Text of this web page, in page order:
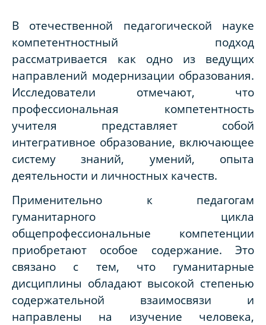
В отечественной педагогической науке
компетентностный подход
рассматривается как одно из ведущих
направлений модернизации образования.
Исследователи отмечают, что
профессиональная компетентность
учителя представляет собой
интегративное образование, включающее
систему знаний, умений, опыта
деятельности и личностных качеств.
Применительно к педагогам
гуманитарного цикла
общепрофессиональные компетенции
приобретают особое содержание. Это
связано с тем, что гуманитарные
дисциплины обладают высокой степенью
содержательной взаимосвязи и
направлены на изучение человека,